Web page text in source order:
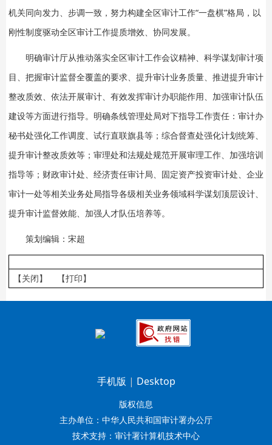
机关同向发力、步调一致，努力构建全区审计工作“一盘棋”格局，以
刚性制度驱动全区审计工作提质增效、协同发展。
明确审计厅从推动落实全区审计工作会议精神、科学谋划审计项
目、把握审计监督全覆盖的要求、提升审计业务质量、推进提升审计
整改质效、依法开展审计、有效发挥审计办职能作用、加强审计队伍
建设等方面进行指导。明确条线管理处局对下指导工作责任：审计办
秘书处强化工作调度、试行直联旗县等；综合督查处强化计划统筹、
提升审计整改质效等；审理处和法规处规范开展审理工作、加强培训
指导等；财政审计处、经济责任审计局、固定资产投资审计处、企业
审计一处等相关业务处局指导各级相关业务领域科学谋划顶层设计、
提升审计监督效能、加强人才队伍培养等。
策划编辑：宋超
【关闭】 【打印】
手机版 | Desktop
版权信息
主办单位：中华人民共和国审计署办公厅
技术支持：审计署计算机技术中心